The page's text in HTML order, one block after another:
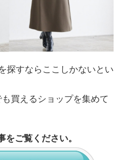
探すならここしかないとい
も買えるショップを集めて
をご覧ください。